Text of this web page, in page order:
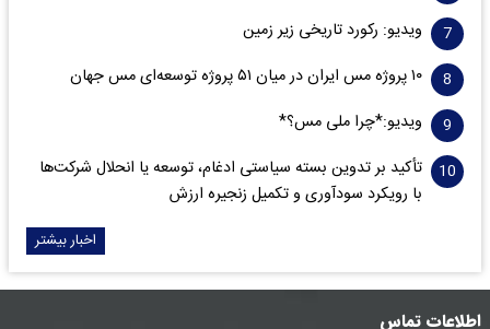
ویدیو: رکورد تاریخی زیر زمین
۱۰ پروژه مس ایران در میان ۵۱ پروژه توسعه‌ای مس جهان
ویدیو:*چرا ملی مس؟*
تأکید بر تدوین بسته سیاستی ادغام، توسعه یا انحلال شرکت‌ها
با رویکرد سودآوری و تکمیل زنجیره ارزش
اخبار بیشتر
اطلاعات تماس